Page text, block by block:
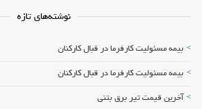
نوشته‌های تازه
بیمه مسئولیت کارفرما در قبال کارکنان
بیمه مسئولیت کارفرما در قبال کارکنان
آخرین قیمت تیر برق بتنی